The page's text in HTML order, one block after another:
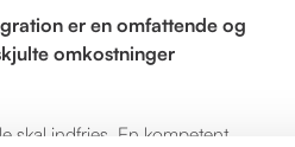
er en omfattende og
omkostninger
skal indfries. En kompetent